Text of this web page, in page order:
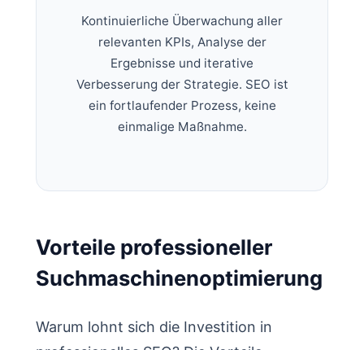
Kontinuierliche Überwachung aller
relevanten KPIs, Analyse der
Ergebnisse und iterative
Verbesserung der Strategie. SEO ist
ein fortlaufender Prozess, keine
einmalige Maßnahme.
Vorteile professioneller
Suchmaschinenoptimierung
Warum lohnt sich die Investition in